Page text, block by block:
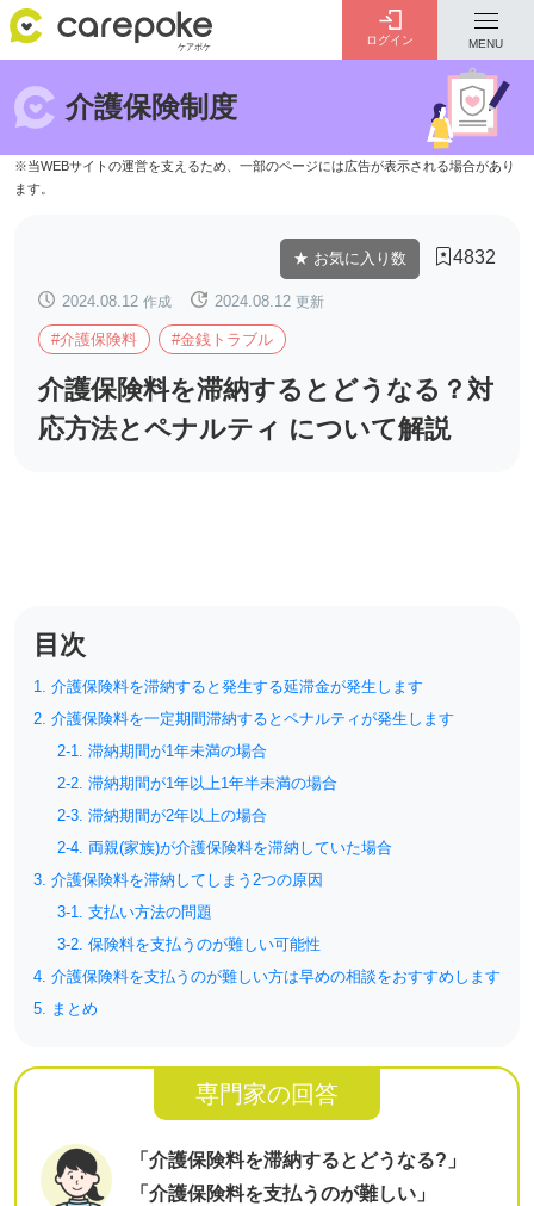
ログイン MENU
会員登録
ID・パスワードをお忘れの方はこちら
カテゴリー
介護 お金のこと 病院・施設 介護保険制度
タグ一覧
はじめての介護
ケアポケとは
料金プラン
脳トレ -頭の体操-
介護事業所検索
ポケットレシピ
お知らせ
利用規約
運営会社
サイトマップ
介護保険制度
★ お気に入り数 4832
2024.08.12 作成 2024.08.12 更新
#介護保険料 #金銭トラブル
介護保険料を滞納するとどうなる？対
応方法とペナルティ について解説
目次
1. 介護保険料を滞納すると発生する延滞金が発生します
2. 介護保険料を一定期間滞納するとペナルティが発生します
2-1. 滞納期間が1年未満の場合
2-2. 滞納期間が1年以上1年半未満の場合
2-3. 滞納期間が2年以上の場合
2-4. 両親(家族)が介護保険料を滞納していた場合
3. 介護保険料を滞納してしまう2つの原因
3-1. 支払い方法の問題
3-2. 保険料を支払うのが難しい可能性
4. 介護保険料を支払うのが難しい方は早めの相談をおすすめします
5. まとめ
専門家の回答
「介護保険料を滞納するとどうなる?」
「介護保険料を支払うのが難しい」